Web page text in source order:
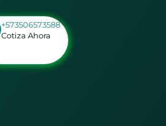
+573506573588
Cotiza Ahora